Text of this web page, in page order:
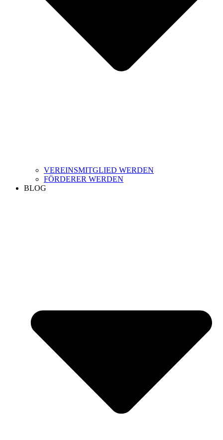
VEREINSMITGLIED WERDEN
FÖRDERER WERDEN
BLOG